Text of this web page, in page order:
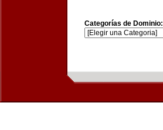
Categorías de Dominio: